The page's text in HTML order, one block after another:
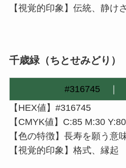
【視覚的印象】伝統、静けさ
千歳緑（ちとせみどり）
#316745 ｜
【HEX値】#316745
【CMYK値】C:85 M:30
【色の特徴】長寿を願う意
【視覚的印象】格式、縁起